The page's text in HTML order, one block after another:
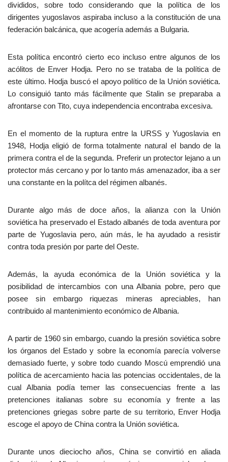
divididos, sobre todo considerando que la política de los
dirigentes yugoslavos aspiraba incluso a la constitución de una
federación balcánica, que acogería además a Bulgaria.
Esta política encontró cierto eco incluso entre algunos de los
acólitos de Enver Hodja. Pero no se trataba de la política de
este último. Hodja buscó el apoyo político de la Unión soviética.
Lo consiguió tanto más fácilmente que Stalin se preparaba a
afrontarse con Tito, cuya independencia encontraba excesiva.
En el momento de la ruptura entre la URSS y Yugoslavia en
1948, Hodja eligió de forma totalmente natural el bando de la
primera contra el de la segunda. Preferir un protector lejano a un
protector más cercano y por lo tanto más amenazador, iba a ser
una constante en la polítca del régimen albanés.
Durante algo más de doce años, la alianza con la Unión
soviética ha preservado el Estado albanés de toda aventura por
parte de Yugoslavia pero, aún más, le ha ayudado a resistir
contra toda presión por parte del Oeste.
Además, la ayuda económica de la Unión soviética y la
posibilidad de intercambios con una Albania pobre, pero que
posee sin embargo riquezas mineras apreciables, han
contribuido al mantenimiento económico de Albania.
A partir de 1960 sin embargo, cuando la presión soviética sobre
los órganos del Estado y sobre la economía parecía volverse
demasiado fuerte, y sobre todo cuando Moscú emprendió una
política de acercamiento hacia las potencias occidentales, de la
cual Albania podía temer las consecuencias frente a las
pretenciones italianas sobre su economía y frente a las
pretenciones griegas sobre parte de su territorio, Enver Hodja
escoge el apoyo de China contra la Unión soviética.
Durante unos dieciocho años, China se convirtió en aliada